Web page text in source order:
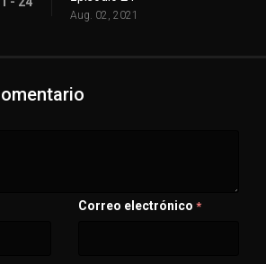
Aug. 02, 2021
Correo electrónico *